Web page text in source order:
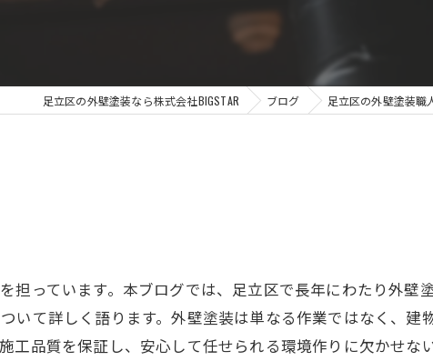
足立区の外壁塗装なら株式会社BIGSTAR ブログ 足立区の外壁塗装職
っています。本ブログでは、足立区で長年にわたり外壁
て詳しく語ります。外壁塗装は単なる作業ではなく、建
品質を保証し、安心して任せられる環境作りに欠かせな